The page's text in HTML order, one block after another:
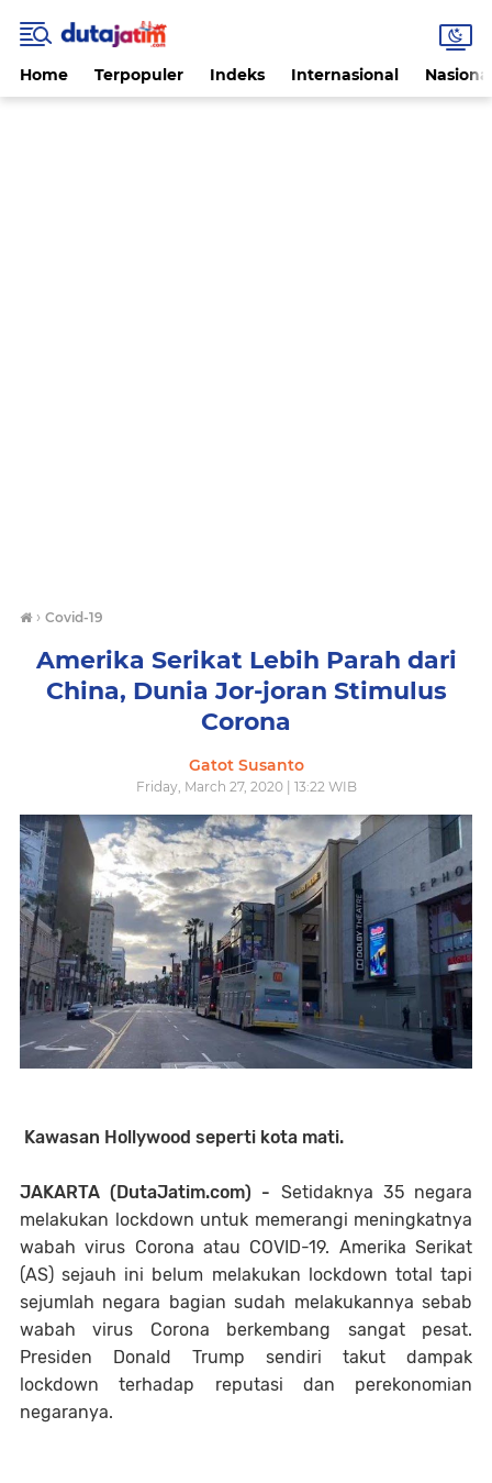
Home Terpopuler Indeks Internasional
› Covid-19
Amerika Serikat Lebih Parah dari
China, Dunia Jor-joran Stimulus
Corona
Gatot Susanto
Friday, March 27, 2020 | 13:22 WIB
Kawasan Hollywood seperti kota mati.
JAKARTA (DutaJatim.com) - Setidaknya 35 negara
melakukan lockdown untuk memerangi meningkatnya
wabah virus Corona atau COVID-19. Amerika Serikat
(AS) sejauh ini belum melakukan lockdown total tapi
sejumlah negara bagian sudah melakukannya sebab
wabah virus Corona berkembang sangat pesat.
Presiden Donald Trump sendiri takut dampak
lockdown terhadap reputasi dan perekonomian
negaranya.